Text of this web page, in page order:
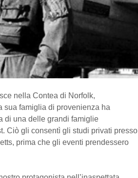
nella Contea di Norfolk,
sua famiglia di provenienza ha
di una delle grandi famiglie
Ciò gli consentì gli studi privati presso
prima che gli eventi prendessero